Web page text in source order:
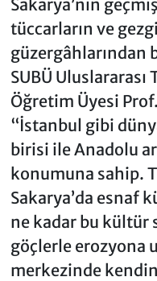
Sakarya’nın
tüccarların ve
güzergâhlarından
SUBÜ
Öğretim Üyesi
“İstanbul gibi
birisi ile Anadolu
konumuna sahip.
Sakarya’da esnaf
ne kadar bu kültür
göçlerle erozyona
merkezinde